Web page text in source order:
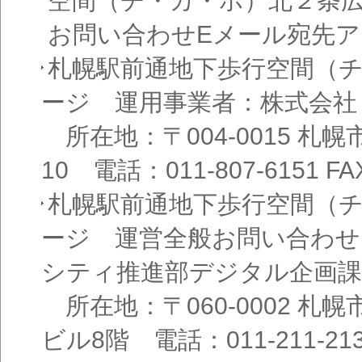
お問い合わせEメール宛先
札幌駅前通地下歩行空間（
ージ 運用事業者：株式会
所在地：〒004-0015 札幌
10 電話：011-807-6151
札幌駅前通地下歩行空間（
ージ 運営全般お問い合わ
シティ推進部デジタル企画課
所在地：〒060-0002 札幌
ビル8階 電話：011-211-